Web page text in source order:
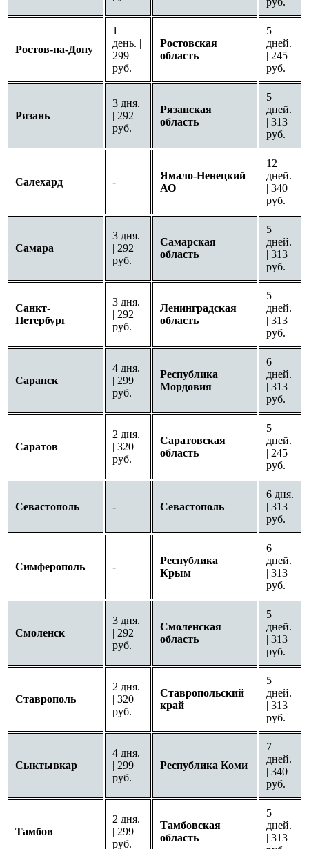
Ростов-на-Дону
1
день. |
299
руб.
Ростовская
область
5
дней.
| 245
руб.
Рязань
3 дня.
| 292
руб.
Рязанская
область
5
дней.
| 313
руб.
Салехард -
Ямало-Ненецкий
АО
12
дней.
| 340
руб.
Самара
3 дня.
| 292
руб.
Самарская
область
5
дней.
| 313
руб.
Санкт-
Петербург
3 дня.
| 292
руб.
Ленинградская
область
5
дней.
| 313
руб.
Саранск
4 дня.
| 299
руб.
Республика
Мордовия
6
дней.
| 313
руб.
Саратов
2 дня.
| 320
руб.
Саратовская
область
5
дней.
| 245
руб.
Севастополь - Севастополь
6 дня.
| 313
руб.
Симферополь -
Республика
Крым
6
дней.
| 313
руб.
Смоленск
3 дня.
| 292
руб.
Смоленская
область
5
дней.
| 313
руб.
Ставрополь
2 дня.
| 320
руб.
Ставропольский
край
5
дней.
| 313
руб.
Сыктывкар
4 дня.
| 299
руб.
Республика Коми
7
дней.
| 340
руб.
Тамбов
2 дня.
| 299
руб.
Тамбовская
область
5
дней.
| 313